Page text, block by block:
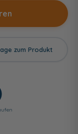
zum Produkt